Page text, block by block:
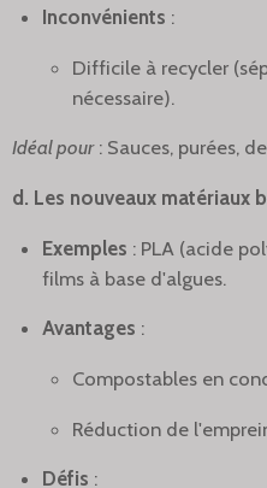
Inconvénients :
Difficile à recycler
nécessaire).
Idéal pour : Sauces, purées,
d. Les nouveaux matériaux
Exemples : PLA (acide
films à base d'algues.
Avantages :
Compostables en
Réduction de
Défis :